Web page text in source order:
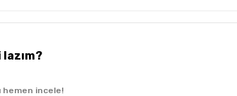
hemen incele!